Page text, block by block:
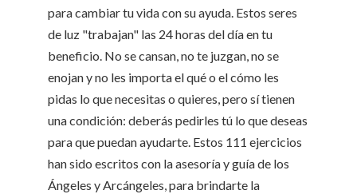
para cambiar tu vida con su ayuda. Estos seres
de luz "trabajan" las 24 horas del día en tu
beneficio. No se cansan, no te juzgan, no se
enojan y no les importa el qué o el cómo les
pidas lo que necesitas o quieres, pero sí tienen
una condición: deberás pedirles tú lo que deseas
para que puedan ayudarte. Estos 111 ejercicios
han sido escritos con la asesoría y guía de los
Ángeles y Arcángeles, para brindarte la